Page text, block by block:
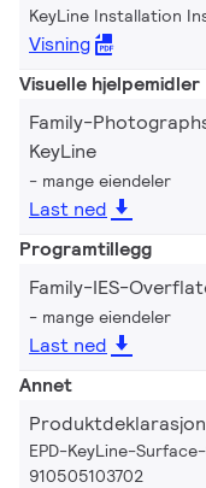
KeyLine Installation
Visning
Visuelle hjelpemidler
Family-
KeyLine
mange eiendeler
Last ned
Programtillegg
Family-IES-
mange eiendeler
Last ned
Annet
EPD-KeyLine-
910505103702